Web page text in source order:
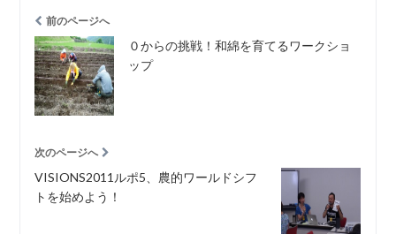
前のページへ
０からの挑戦！和綿を育てるワークショ
ップ
次のページへ
VISIONS2011ルポ5、農的ワールドシフ
トを始めよう！